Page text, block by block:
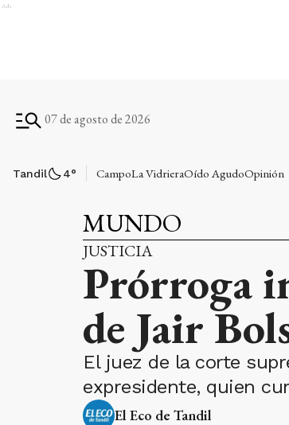
Ads
07 de agosto de 2026
Tandil 4° CampoLa VidrieraOído AgudoOpinión
MUNDO
JUSTICIA
Prórroga
de Jair
El juez de la corte
expresidente, quien
El Eco de Tandil